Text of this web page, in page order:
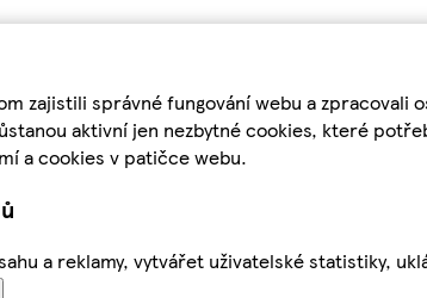
zajistili správné fungování webu a
aktivní jen nezbytné cookies, které
a cookies v patičce webu.
a reklamy, vytvářet uživatelské statistiky,